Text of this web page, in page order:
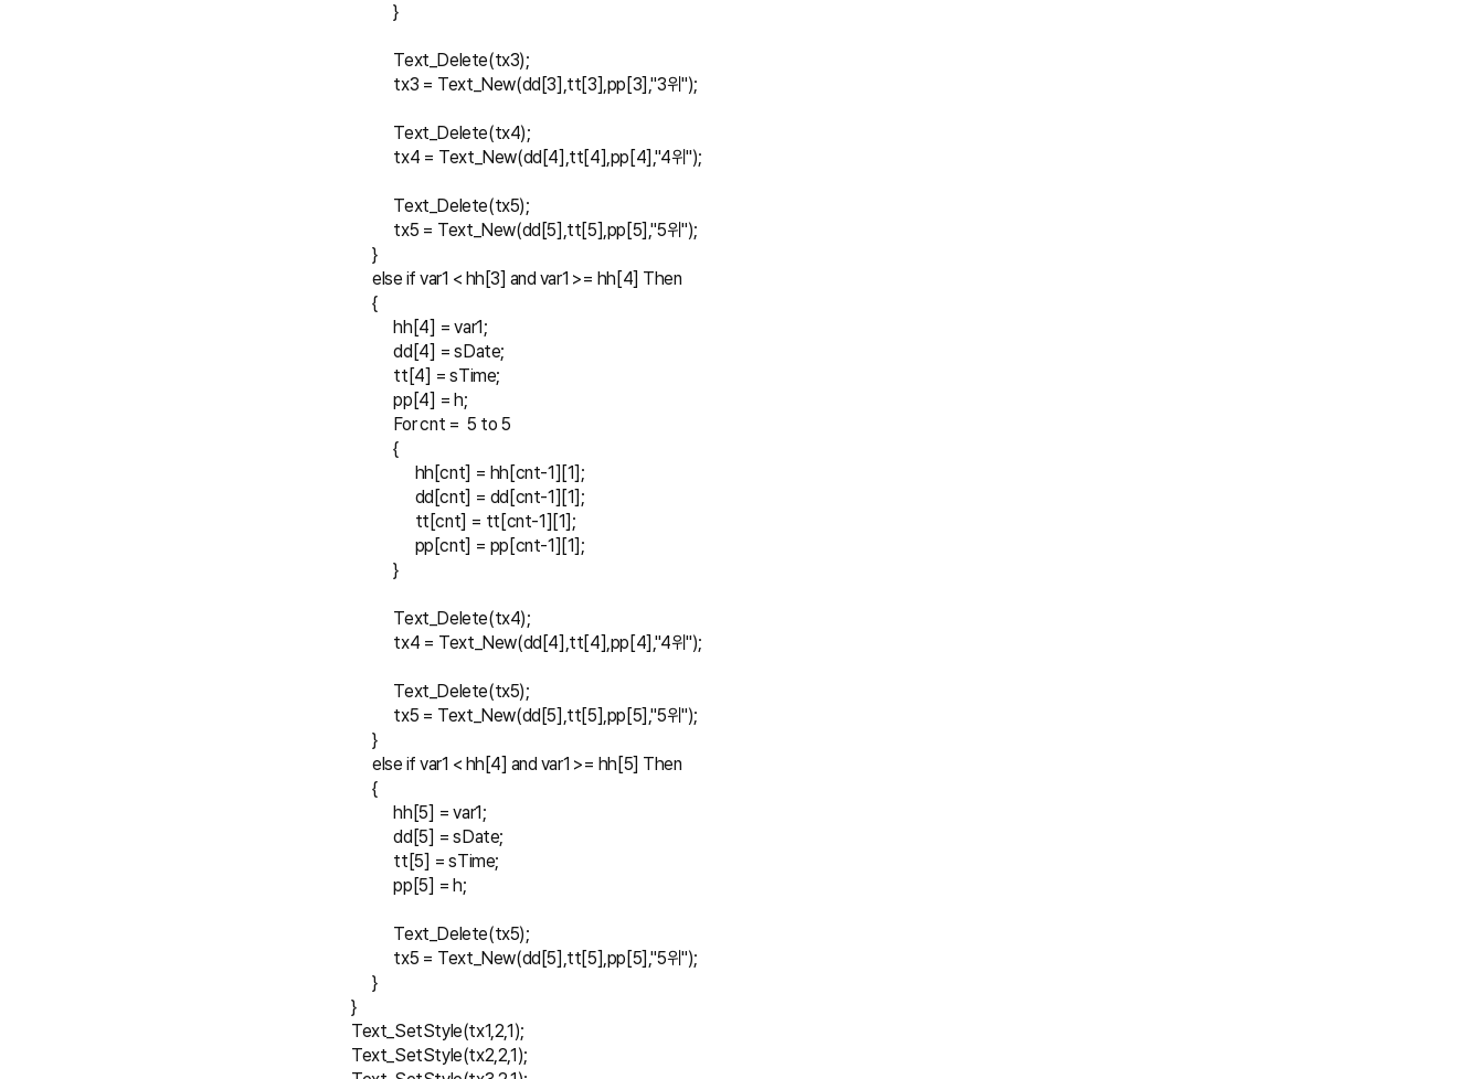
}
Text_Delete(tx3);
tx3 = Text_New(dd[3],tt[3],pp[3],"3위");
Text_Delete(tx4);
tx4 = Text_New(dd[4],tt[4],pp[4],"4위");
Text_Delete(tx5);
tx5 = Text_New(dd[5],tt[5],pp[5],"5위");
}
else if var1 < hh[3] and var1 >= hh[4] Then
{
hh[4] = var1;
dd[4] = sDate;
tt[4] = sTime;
pp[4] = h;
For cnt =  5 to 5
{
hh[cnt] = hh[cnt-1][1];
dd[cnt] = dd[cnt-1][1];
tt[cnt] = tt[cnt-1][1];
pp[cnt] = pp[cnt-1][1];
}
Text_Delete(tx4);
tx4 = Text_New(dd[4],tt[4],pp[4],"4위");
Text_Delete(tx5);
tx5 = Text_New(dd[5],tt[5],pp[5],"5위");
}
else if var1 < hh[4] and var1 >= hh[5] Then
{
hh[5] = var1;
dd[5] = sDate;
tt[5] = sTime;
pp[5] = h;
Text_Delete(tx5);
tx5 = Text_New(dd[5],tt[5],pp[5],"5위");
}
}
Text_SetStyle(tx1,2,1);
Text_SetStyle(tx2,2,1);